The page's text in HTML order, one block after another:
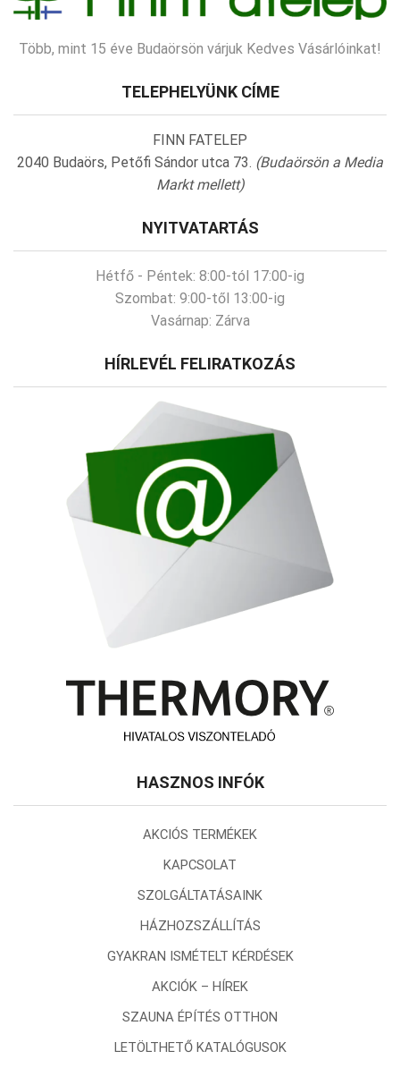
Több, mint 15 éve Budaörsön várjuk Kedves Vásárlóinkat!
TELEPHELYÜNK CÍME
FINN FATELEP
2040 Budaörs, Petőfi Sándor utca 73. (Budaörsön a Media
Markt mellett)
NYITVATARTÁS
Hétfő - Péntek: 8:00-tól 17:00-ig
Szombat: 9:00-től 13:00-ig
Vasárnap: Zárva
HÍRLEVÉL FELIRATKOZÁS
HASZNOS INFÓK
AKCIÓS TERMÉKEK
KAPCSOLAT
SZOLGÁLTATÁSAINK
HÁZHOZSZÁLLÍTÁS
GYAKRAN ISMÉTELT KÉRDÉSEK
AKCIÓK – HÍREK
SZAUNA ÉPÍTÉS OTTHON
LETÖLTHETŐ KATALÓGUSOK